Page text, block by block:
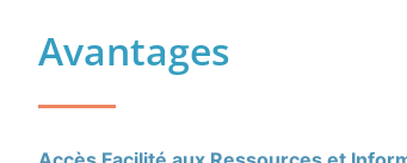
Avantages